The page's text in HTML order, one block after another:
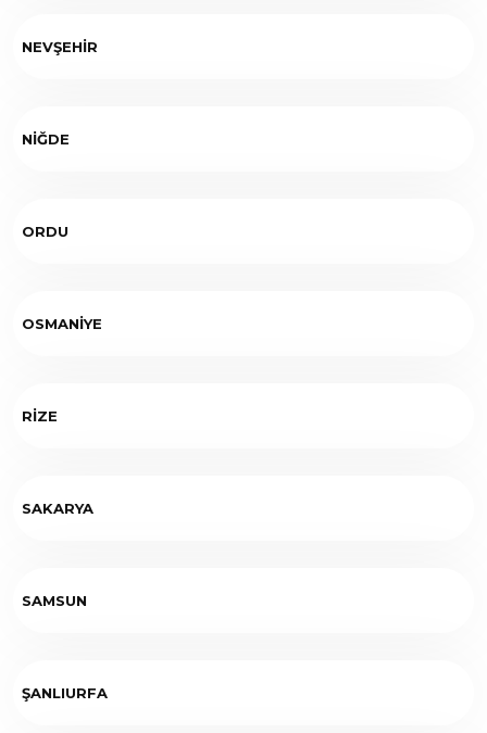
NEVŞEHİR
NİĞDE
ORDU
OSMANİYE
RİZE
SAKARYA
SAMSUN
ŞANLIURFA